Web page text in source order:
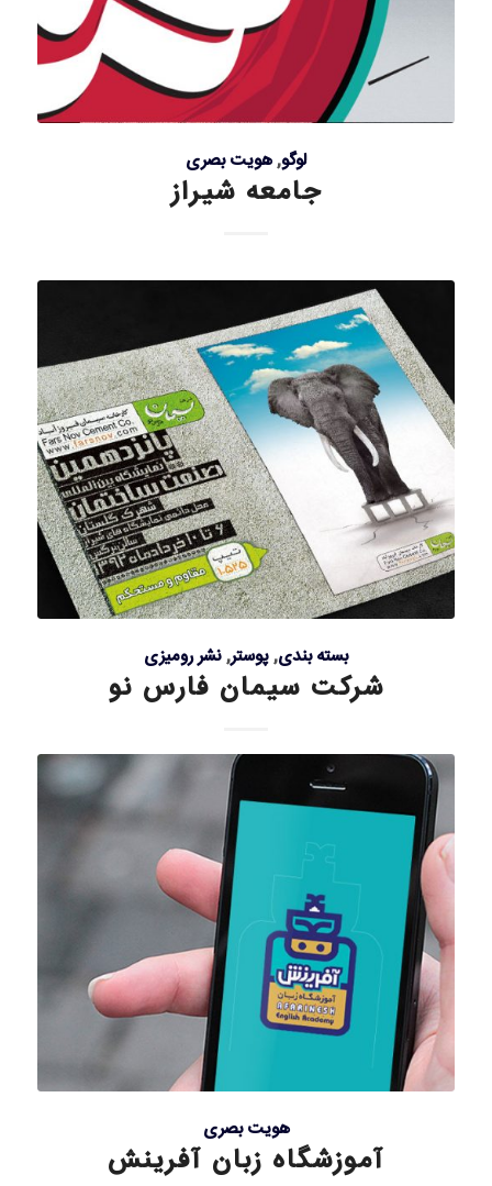
لوگو,هویت بصری
جامعه شیراز
بسته بندی,پوستر,نشر رومیزی
شرکت سیمان فارس نو
هویت بصری
آموزشگاه زبان آفرینش